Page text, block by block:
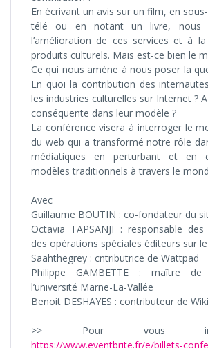
En écrivant un avis sur un film, en
télé ou en notant un livre, nous
l’amélioration de ces services et à
produits culturels. Mais est-ce bien le
Ce qui nous amène à nous poser la
En quoi la contribution des
les industries culturelles sur Internet ?
conséquente dans leur modèle ?
La conférence visera à interroger le
du web qui a transformé notre rôle
médiatiques en perturbant et en
modèles traditionnels à travers le
Avec
Guillaume BOUTIN : co-fondateur du
Octavia TAPSANJI : responsable
des opérations spéciales éditeurs sur
Saahthegrey : cntributrice de Wattpad
Philippe GAMBETTE : maître
l’université Marne-La-Vallée
Benoit DESHAYES : contributeur de
>> Pour vous
https://www.eventbrite.fr/e/billets-